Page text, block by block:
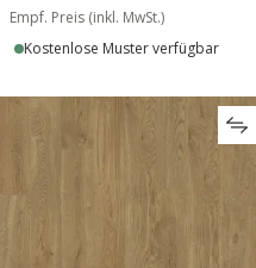
Empf. Preis (inkl. MwSt.)
Kostenlose Muster verfügbar